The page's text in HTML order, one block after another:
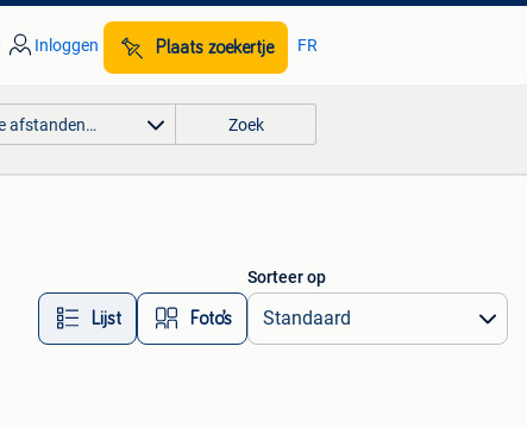
Inloggen Plaats zoekertje FR
afstanden… Zoek
Lijst Foto’s
Sorteer op